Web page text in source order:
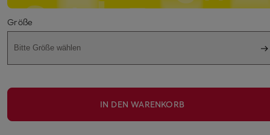
Größe
Bitte Größe wählen
IN DEN WARENKORB